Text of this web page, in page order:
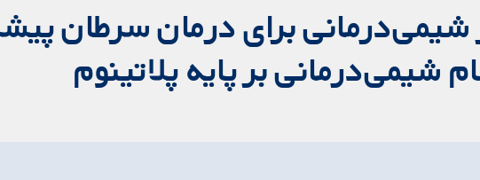
شیمی‌درمانی برای درمان سرطان
شیمی‌درمانی بر پایه پلاتینوم